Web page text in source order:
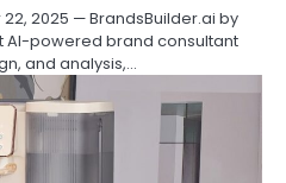
2025 — BrandsBuilder.ai by
AI-powered brand consultant
and analysis,…